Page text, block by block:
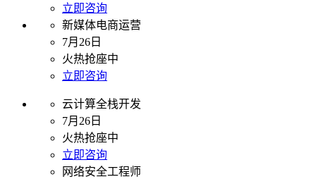
立即咨询
新媒体电商运营
7月26日
火热抢座中
立即咨询
云计算全栈开发
7月26日
火热抢座中
立即咨询
网络安全工程师